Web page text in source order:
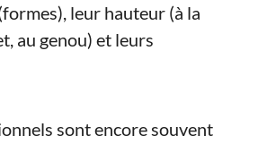
leur hauteur (à la
au genou) et leurs
sont encore souvent